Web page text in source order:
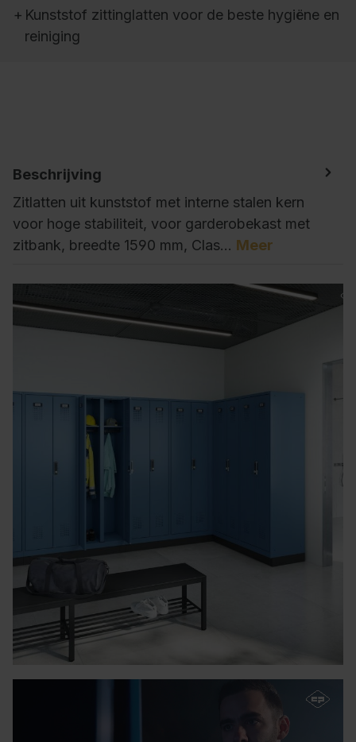
+ Kunststof zittinglatten voor de beste hygiëne en
reiniging
Beschrijving
Zitlatten uit kunststof met interne stalen kern
voor hoge stabiliteit, voor garderobekast met
zitbank, breedte 1590 mm, Clas… Meer